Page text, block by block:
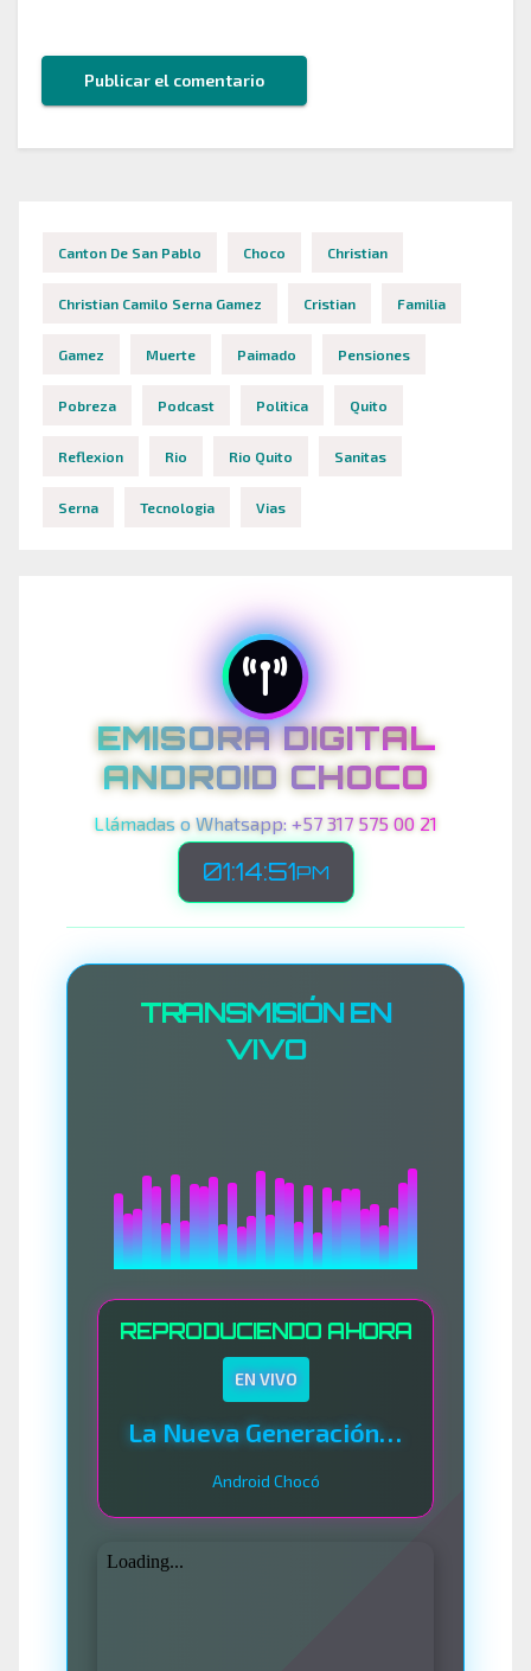
Canton De San Pablo Choco Christian
Christian Camilo Serna Gamez Cristian Familia
Gamez Muerte Paimado Pensiones
Pobreza Podcast Politica Quito
Reflexion Rio Rio Quito Sanitas
Serna Tecnologia Vias
EMISORA DIGITAL
ANDROID CHOCO
Llámadas o Whatsapp: +57 317 575 00 21
01:14:53PM
TRANSMISIÓN EN
VIVO
REPRODUCIENDO AHORA
EN VIVO
La Nueva Generación Del Sistema
Android Chocó